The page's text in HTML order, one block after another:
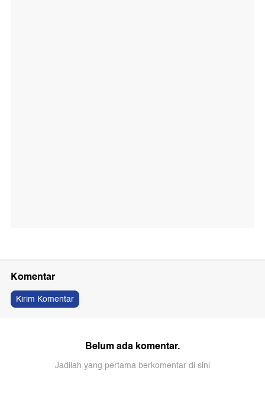
Komentar
Kirim Komentar
Belum ada komentar.
Jadilah yang pertama berkomentar di sini